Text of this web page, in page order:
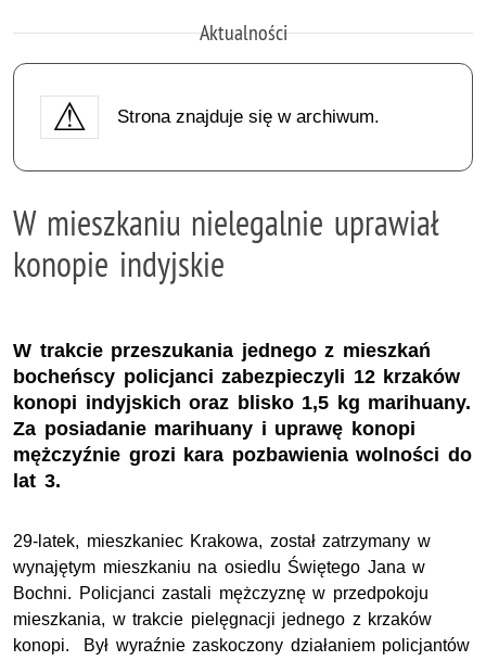
Aktualności
Strona znajduje się w archiwum.
W mieszkaniu nielegalnie uprawiał
konopie indyjskie
W trakcie przeszukania jednego z mieszkań
bocheńscy policjanci zabezpieczyli 12 krzaków
konopi indyjskich oraz blisko 1,5 kg marihuany.
Za posiadanie marihuany i uprawę konopi
mężczyźnie grozi kara pozbawienia wolności do
lat 3.
29-latek, mieszkaniec Krakowa, został zatrzymany w
wynajętym mieszkaniu na osiedlu Świętego Jana w
Bochni. Policjanci zastali mężczyznę w przedpokoju
mieszkania, w trakcie pielęgnacji jednego z krzaków
konopi. Był wyraźnie zaskoczony działaniem policjantów